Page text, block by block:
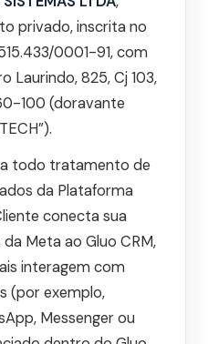
privado, inscrita no
0001-91, com
Laurindo, 825, Cj 103,
100 (doravante
todo tratamento de
da Plataforma
conecta sua
Meta ao Gluo CRM,
interagem com
(por exemplo,
Messenger ou